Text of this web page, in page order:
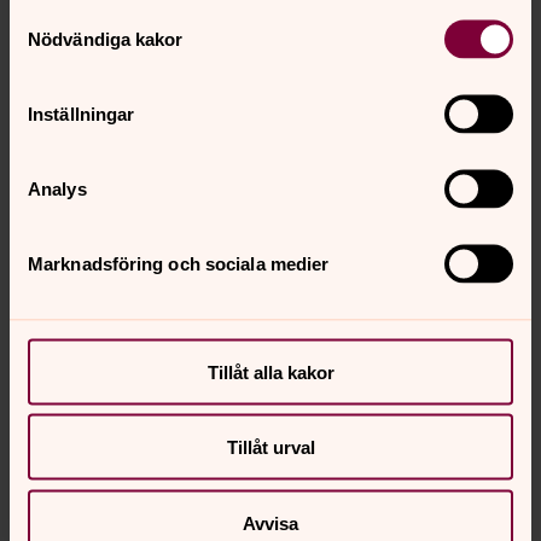
Nödvändiga kakor
Inställningar
Analys
Marknadsföring och sociala medier
Tillåt alla kakor
Tillåt urval
Avvisa
Foto: Pernilla Bökman